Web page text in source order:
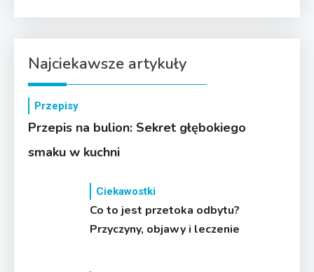
Najciekawsze artykuły
Przepisy
Przepis na bulion: Sekret głębokiego
smaku w kuchni
Ciekawostki
Co to jest przetoka odbytu?
Przyczyny, objawy i leczenie